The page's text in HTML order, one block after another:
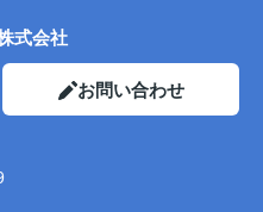
式会社
お問い合わせ